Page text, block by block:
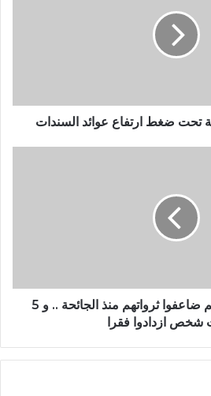
تحت ضغط ارتفاع عوائد السندات
أغنى 5 رجال في العالم ضاعفوا ثرواتهم منذ الجائحة .. و 5
شخص ازدادوا فقرا